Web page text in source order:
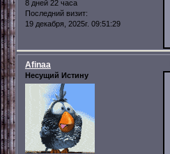
8 дней 22 часа
Последний визит:
19 декабря, 2025г. 09:51:29
Afinaa
Несущий Истину